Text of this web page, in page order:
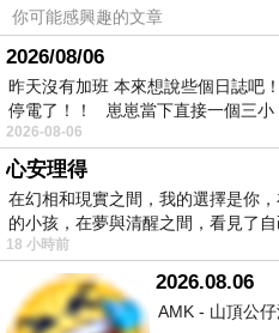
開始受理申請，受理期限至
告計畫請至本會網站(
多原住民族地區有意願投入
投入有機農業的行列。
~計畫聯絡人~ 原住民族委員
發布日期：106年2月10日
你可能感興趣的文章
2026/08/06
昨天沒有加班 本來想說些個日誌吧
停電了！！ 崽崽當下直接一個三小
2026-08-06
心安理得
在幻相和現實之間，我的選擇是你
的小孩，在夢與清醒之間，看見了
18 小時前
2026.08.06
AMK - 山頂公